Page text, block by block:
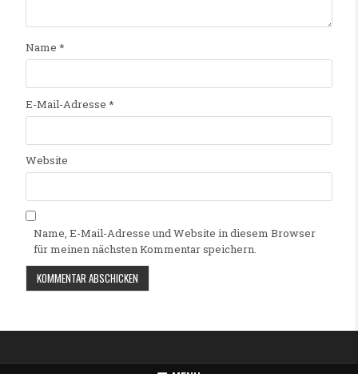
Name *
E-Mail-Adresse *
Website
Name, E-Mail-Adresse und Website in diesem Browser
für meinen nächsten Kommentar speichern.